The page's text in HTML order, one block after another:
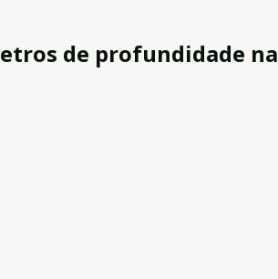
de profundidade na